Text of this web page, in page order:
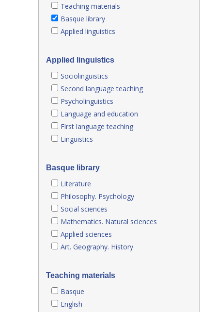
Teaching materials
Basque library
Applied linguistics
Applied linguistics
Sociolinguistics
Second language teaching
Psycholinguistics
Language and education
First language teaching
Linguistics
Basque library
Literature
Philosophy. Psychology
Social sciences
Mathematics. Natural sciences
Applied sciences
Art. Geography. History
Teaching materials
Basque
English